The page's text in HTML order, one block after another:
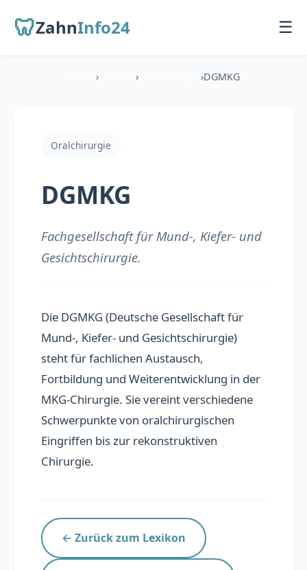
🦷ZahnInfo24 ☰
Zahnarzt finden
Behandlungen
Übersicht
Praxis präsentieren
Personal finden
📚 Lexikon
›Lexikon ›Oralchirurgie ›DGMKG
Oralchirurgie
DGMKG
Fachgesellschaft für Mund-, Kiefer- und
Gesichtschirurgie.
Die DGMKG (Deutsche Gesellschaft für
Mund-, Kiefer- und Gesichtschirurgie)
steht für fachlichen Austausch,
Fortbildung und Weiterentwicklung in der
MKG-Chirurgie. Sie vereint verschiedene
Schwerpunkte von oralchirurgischen
Eingriffen bis zur rekonstruktiven
Chirurgie.
← Zurück zum Lexikon